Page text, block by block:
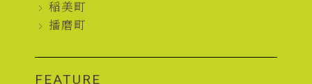
稲美町
播磨町
FEATURE